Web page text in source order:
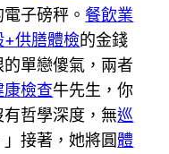
子磅秤。 餐飲業
+供膳體檢的金錢
的單戀傻氣，兩者
康檢查牛先生，你
哲學深度，無巡
接著，她將圓體